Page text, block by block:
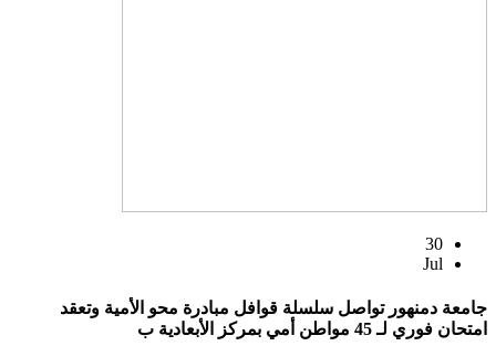
30
Jul
جامعة دمنهور تواصل سلسلة قوافل مبادرة محو الأمية وتعقد
امتحان فوري لـ 45 مواطن أمي بمركز الأبعادية ب